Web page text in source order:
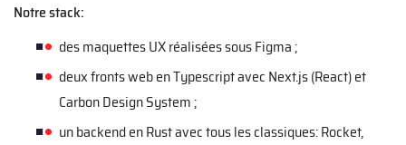
Notre stack:
des maquettes UX réalisées sous Figma ;
deux fronts web en Typescript avec Next.js (React) et
Carbon Design System ;
un backend en Rust avec tous les classiques: Rocket,